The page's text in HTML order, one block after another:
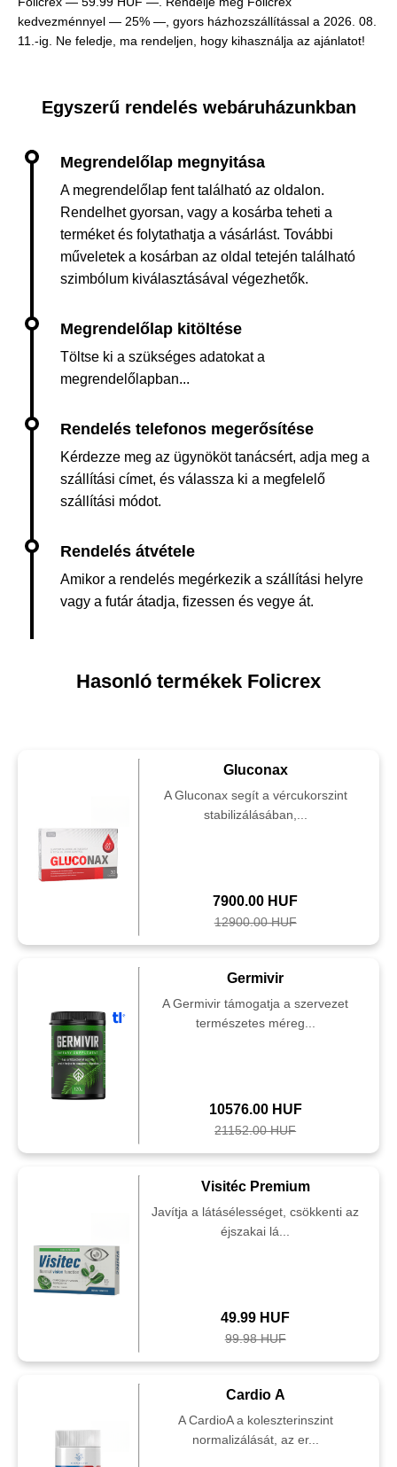
kedvezménnyel — 25% —, gyors házhozszállítással a 2026. 08.
11.-ig. Ne feledje, ma rendeljen, hogy kihasználja az ajánlatot!
Egyszerű rendelés webáruházunkban
A megrendelőlap fent található az oldalon.
Rendelhet gyorsan, vagy a kosárba teheti a
terméket és folytathatja a vásárlást. További
műveletek a kosárban az oldal tetején található
szimbólum kiválasztásával végezhetők.
Töltse ki a szükséges adatokat a
megrendelőlapban...
Kérdezze meg az ügynököt tanácsért, adja meg a
szállítási címet, és válassza ki a megfelelő
szállítási módot.
Amikor a rendelés megérkezik a szállítási helyre
vagy a futár átadja, fizessen és vegye át.
Hasonló termékek Folicrex
Gluconax
A Gluconax segít a vércukorszint
stabilizálásában,...
7900.00 HUF
12900.00 HUF
Germivir
A Germivir támogatja a szervezet
természetes méreg...
10576.00 HUF
21152.00 HUF
Visitéc Premium
Javítja a látásélességet, csökkenti az
éjszakai lá...
49.99 HUF
99.98 HUF
Cardio A
A CardioA a koleszterinszint
normalizálását, az er...